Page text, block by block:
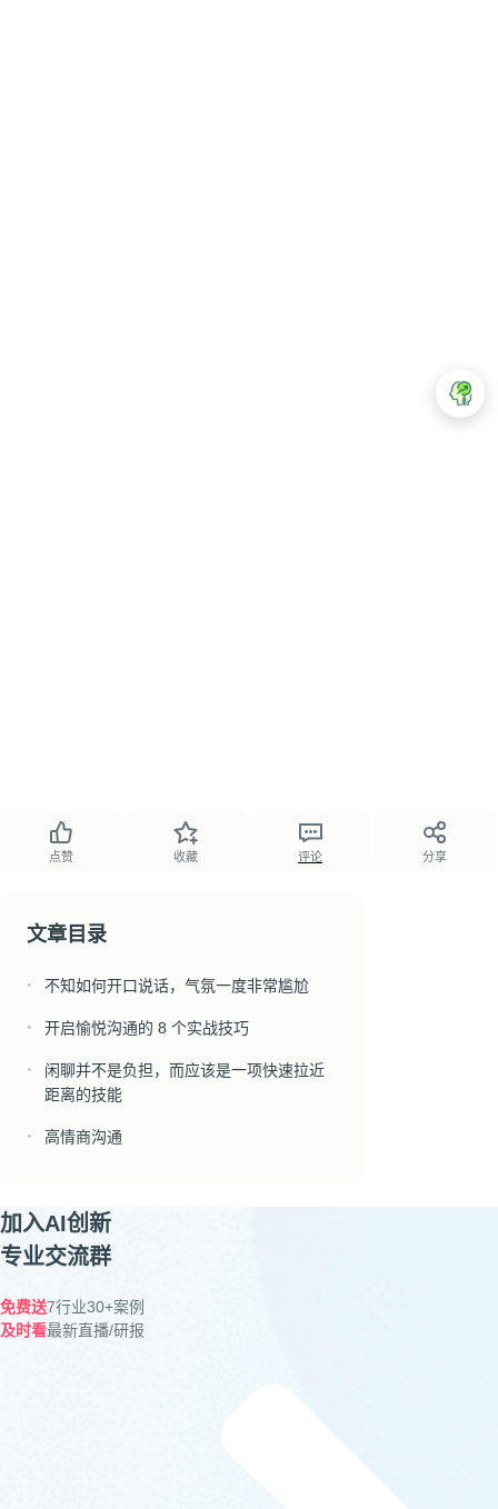
点赞 收藏 评论 分享
文章目录
● 不知如何开口说话，气氛一度非常尴尬
● 开启愉悦沟通的 8 个实战技巧
●
闲聊并不是负担，而应该是一项快速拉近
距离的技能
● 高情商沟通
加入AI创新
专业交流群
免费送7行业30+案例
及时看最新直播/研报